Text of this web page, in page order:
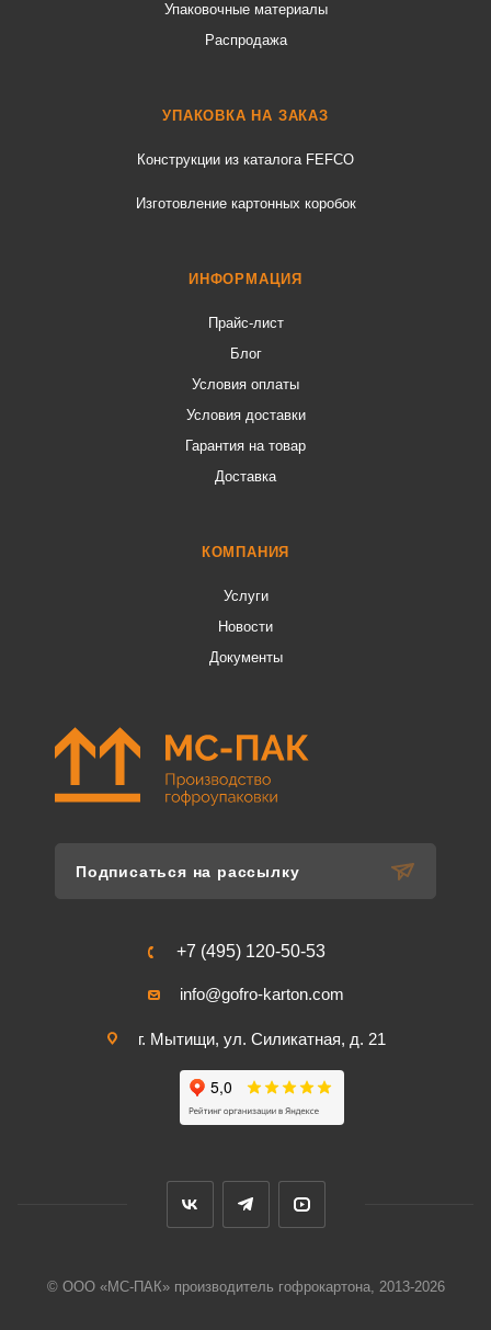
Упаковочные материалы
Распродажа
УПАКОВКА НА ЗАКАЗ
Конструкции из каталога FEFCO
Изготовление картонных коробок
ИНФОРМАЦИЯ
Прайс-лист
Блог
Условия оплаты
Условия доставки
Гарантия на товар
Доставка
КОМПАНИЯ
Услуги
Новости
Документы
Подписаться на рассылку
+7 (495) 120-50-53
info@gofro-karton.com
г. Мытищи, ул. Силикатная, д. 21
© ООО «МС-ПАК» производитель гофрокартона, 2013-2026